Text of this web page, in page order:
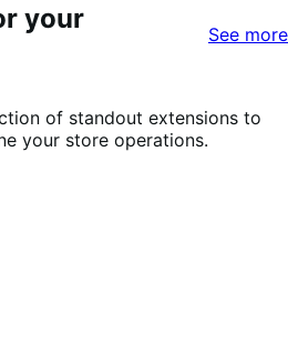
your
See more
of standout extensions to
your store operations.